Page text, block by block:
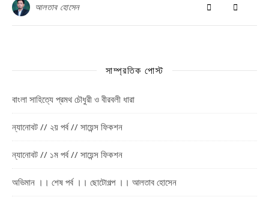
আলতাব হোসেন
সাম্প্রতিক পোস্ট
বাংলা সাহিত্যে প্রমথ চৌধুরী ও বীরবলী ধারা
ন্যানোবট // ২য় পর্ব // সায়েন্স ফিকশন
ন্যানোবট // ১ম পর্ব // সায়েন্স ফিকশন
অভিমান ।। শেষ পর্ব ।। ছোটোগল্প ।। আলতাব হোসেন